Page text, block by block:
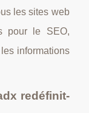
les sites web
pour le SEO,
informations
redéfinit-